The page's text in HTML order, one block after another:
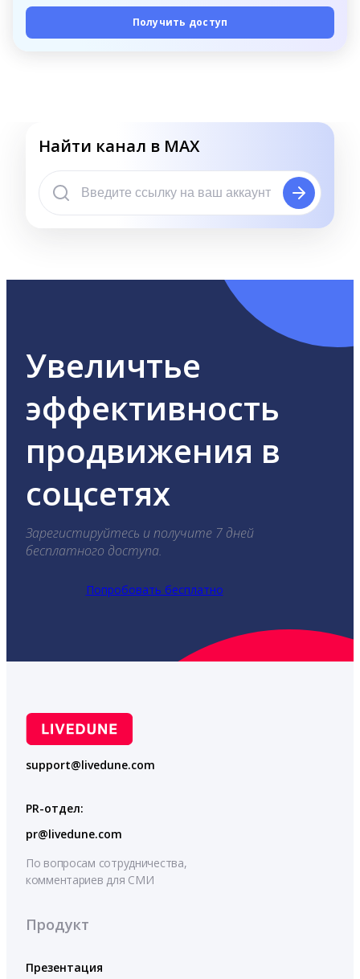
Получить доступ
Найти канал в MAX
Увеличтье
эффективность
продвижения в
соцсетях
Зарегистируйтесь и получите 7 дней
бесплатного доступа.
Попробовать бесплатно
support@livedune.com
PR-отдел:
pr@livedune.com
По вопросам сотрудничества,
комментариев для СМИ
Продукт
Презентация